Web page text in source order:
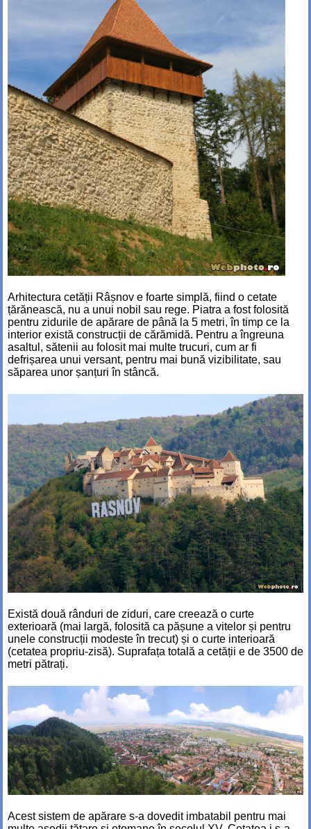
Arhitectura cetății Râșnov e foarte simplă, fiind o cetate
țărănească, nu a unui nobil sau rege. Piatra a fost folosită
pentru zidurile de apărare de până la 5 metri, în timp ce la
interior există construcții de cărămidă. Pentru a îngreuna
asaltul, sătenii au folosit mai multe trucuri, cum ar fi
defrișarea unui versant, pentru mai bună vizibilitate, sau
săparea unor șanțuri în stâncă.
Există două rânduri de ziduri, care creează o curte
exterioară (mai largă, folosită ca pășune a vitelor și pentru
unele construcții modeste în trecut) și o curte interioară
(cetatea propriu-zisă). Suprafața totală a cetății e de 3500 de
metri pătrați.
Acest sistem de apărare s-a dovedit imbatabil pentru mai